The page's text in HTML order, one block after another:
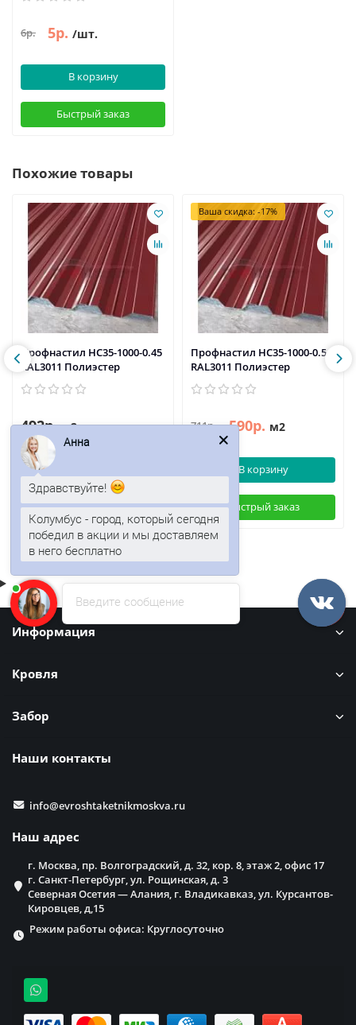
6р. 5р. /шт.
В корзину
Быстрый заказ
Похожие товары
Профнастил НС35-1000-0.45
RAL3011 Полиэстер
492р. м2
Быстрый заказ
Ваша скидка: -17%
Профнастил НС35-1000-0.5
RAL3011 Полиэстер
711р. 590р. м2
В корзину
Быстрый заказ
Информация
Кровля
Забор
Наши контакты
info@evroshtaketnikmoskva.ru
Наш адрес
г. Москва, пр. Волгоградский, д. 32, кор. 8, этаж 2, офис 17
г. Санкт-Петербург, ул. Рощинская, д. 3
Северная Осетия — Алания, г. Владикавказ, ул. Курсантов-
Кировцев, д,15
Режим работы офиса: Круглосуточно
Введите сообщение
Анна
Здравствуйте!
Колумбус - город, который сегодня
победил в акции и мы доставляем
в него бесплатно